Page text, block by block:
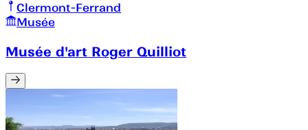
Clermont-Ferrand
Musée
Musée d'art Roger Quilliot